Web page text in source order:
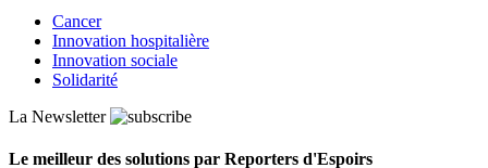
Cancer
Innovation hospitalière
Innovation sociale
Solidarité
La Newsletter
Le meilleur des solutions par Reporters d'Espoirs